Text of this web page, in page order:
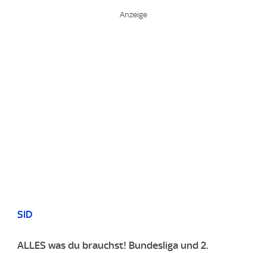
SID
ALLES was du brauchst! Bundesliga und 2.